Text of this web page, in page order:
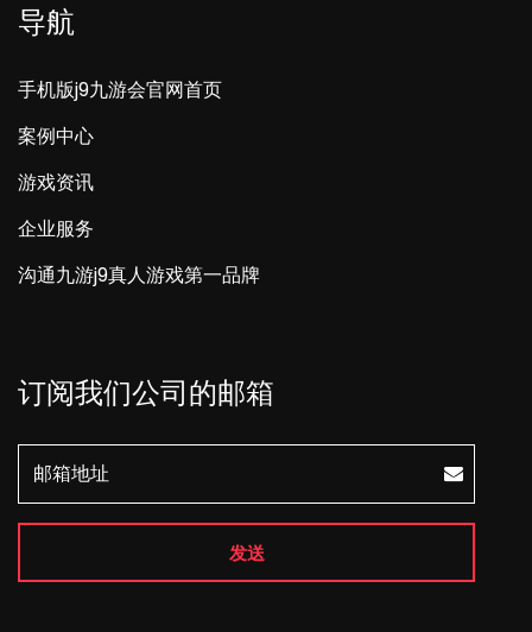
导航
手机版j9九游会官网首页
案例中心
游戏资讯
企业服务
沟通九游j9真人游戏第一品牌
订阅我们公司的邮箱
发送